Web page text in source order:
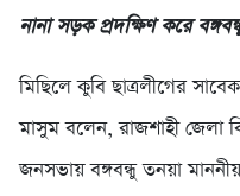
নানা সড়ক প্রদক্ষিণ করে
মিছিলে কুবি ছাত্রলীগের
মাসুম বলেন, রাজশাহী
জনসভায় বঙ্গবন্ধু তনয়া মাননীয়